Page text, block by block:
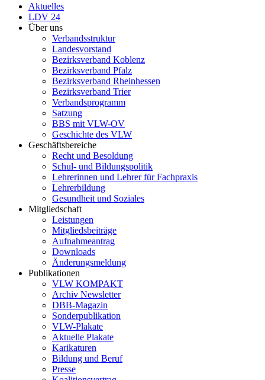
Aktuelles
LDV 24
Über uns
Verbandsstruktur
Landesvorstand
Bezirksverband Koblenz
Bezirksverband Pfalz
Bezirksverband Rheinhessen
Bezirksverband Trier
Verbandsprogramm
Satzung
BBS mit VLW-OV
Geschichte des VLW
Geschäftsbereiche
Recht und Besoldung
Schul- und Bildungspolitik
Lehrerinnen und Lehrer für Fachpraxis
Lehrerbildung
Gesundheit und Soziales
Mitgliedschaft
Leistungen
Mitgliedsbeiträge
Aufnahmeantrag
Downloads
Änderungsmeldung
Publikationen
VLW KOMPAKT
Archiv Newsletter
DBB-Magazin
Sonderpublikation
VLW-Plakate
Aktuelle Plakate
Karikaturen
Bildung und Beruf
Presse